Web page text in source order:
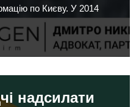
по Києву. У 2014
надсилати